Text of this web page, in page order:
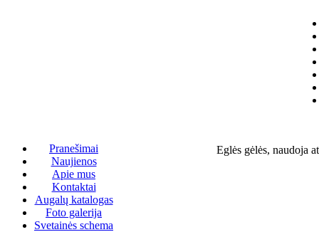
Pranešimai
Naujienos
Apie mus
Kontaktai
Augalų katalogas
Foto galerija
Svetainės schema
Eglės gėlės, naudoja